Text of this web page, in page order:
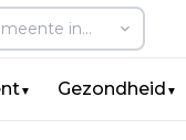
▼ Gezondheid ▼